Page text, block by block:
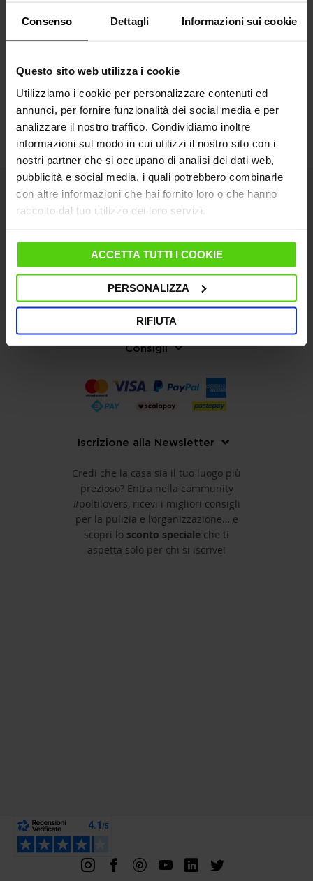
Consenso Dettagli Informazioni sui cookie
Questo sito web utilizza i cookie
Utilizziamo i cookie per personalizzare contenuti ed
annunci, per fornire funzionalità dei social media e per
analizzare il nostro traffico. Condividiamo inoltre
informazioni sul modo in cui utilizzi il nostro sito con i
nostri partner che si occupano di analisi dei dati web,
pubblicità e social media, i quali potrebbero combinarle
con altre informazioni che hai fornito loro o che hanno
raccolto dal tuo utilizzo dei loro servizi.
ACCETTA TUTTI I COOKIE
PERSONALIZZA
RIFIUTA
L'azienda
Servizio clienti
Trattamento dei dati
Consigli
Iscrizione alla Newsletter
Credi che la casa sia il tuo luogo più
prezioso? Entra nella community
#poltilovers, ricevi i migliori consigli
per la pulizia e l’organizzazione… e
scopri lo sconto speciale che ti
aspetta solo per chi si iscrive!